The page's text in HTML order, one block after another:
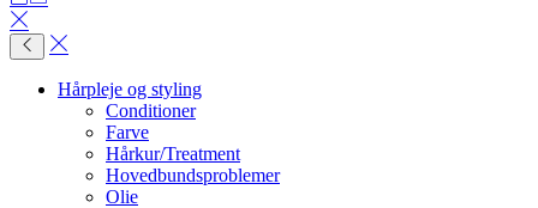
Hårpleje og styling
Conditioner
Farve
Hårkur/Treatment
Hovedbundsproblemer
Olie